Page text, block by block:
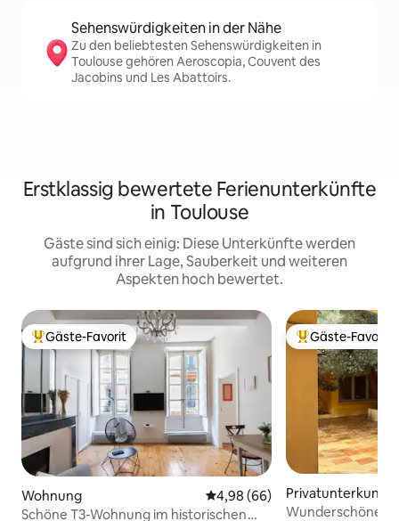
Sehenswürdigkeiten in der Nähe
Zu den beliebtesten Sehenswürdigkeiten in
Toulouse gehören Aeroscopia, Couvent des
Jacobins und Les Abattoirs.
Erstklassig bewertete Ferienunterkünfte
in Toulouse
Gäste sind sich einig: Diese Unterkünfte werden
aufgrund ihrer Lage, Sauberkeit und weiteren
Aspekten hoch bewertet.
Beliebter Gäste-Favorit.
Gäste-Favorit
Wohnung Durchschnittliche Bewertung:
4,98 (66)
Schöne T3-Wohnung im historischen
Beliebter Gäste-
Gäste-Favorit
Privatunterkunft
Wunderschönes